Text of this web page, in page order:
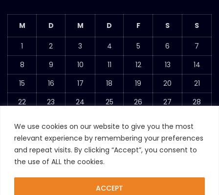
We use cookies on our website to give you the most
relevant experience by remembering your preferences
and repeat visits. By clicking “Accept”, you consent to
the use of ALL the cookies.
ACCEPT
Juni 2020
M D M D F S S
1 2 3 4 5 6
7
8
9 10 11 12 13
14
15
16 17 18 19 20
21
22
23 24 25 26 27
28
« Apr. Sep. »